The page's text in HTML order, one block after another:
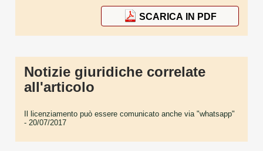
SCARICA IN PDF
Notizie giuridiche correlate
all'articolo
Il licenziamento può essere comunicato anche via "whatsapp"
- 20/07/2017